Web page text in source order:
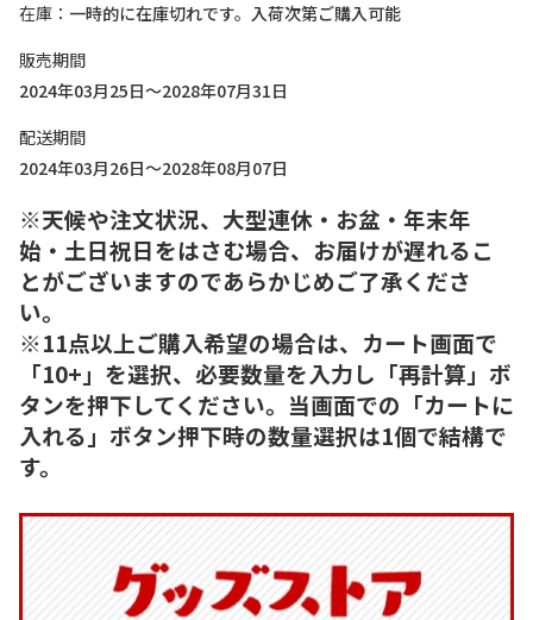
在庫
一時的に在庫切れです。入荷次第ご購入可能
販売期間
2024年03月25日～2028年07月31日
配送期間
2024年03月26日～2028年08月07日
※天候や注文状況、大型連休・お盆・年末年
始・土日祝日をはさむ場合、お届けが遅れるこ
とがございますのであらかじめご了承くださ
い。
※11点以上ご購入希望の場合は、カート画面で
「10+」を選択、必要数量を入力し「再計算」ボ
タンを押下してください。当画面での「カートに
入れる」ボタン押下時の数量選択は1個で結構で
す。